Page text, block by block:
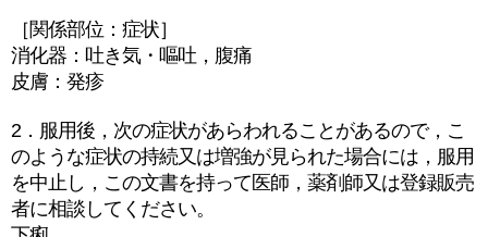
［関係部位：症状］
消化器：吐き気・嘔吐，腹痛
皮膚：発疹
2．服用後，次の症状があらわれることがあるので，こ
のような症状の持続又は増強が見られた場合には，服用
を中止し，この文書を持って医師，薬剤師又は登録販売
者に相談してください。